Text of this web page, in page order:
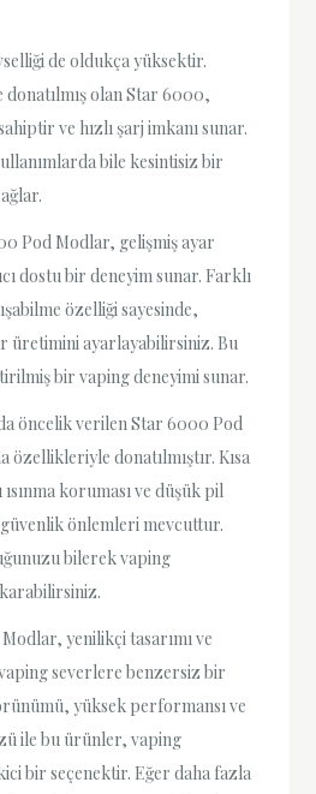
de oldukça yüksektir.
olan Star 6000,
ve hızlı şarj imkanı sunar.
bile kesintisiz bir
Pod Modlar, gelişmiş ayar
dostu bir deneyim sunar. Farklı
özelliği sayesinde,
üretimini ayarlayabilirsiniz. Bu
bir vaping deneyimi sunar.
öncelik verilen Star 6000 Pod
donatılmıştır. Kısa
koruması ve düşük pil
önlemleri mevcuttur.
bilerek vaping
yenilikçi tasarımı ve
severlere benzersiz bir
yüksek performansı ve
ile bu ürünler, vaping
bir seçenektir. Eğer daha fazla